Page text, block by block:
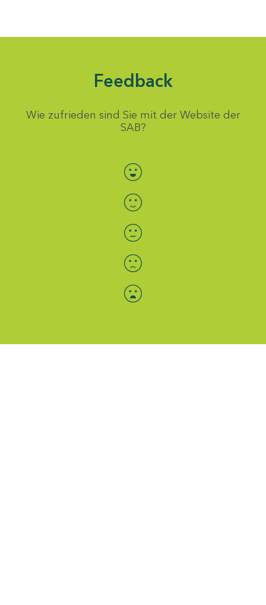
Feedback
Wie zufrieden sind Sie mit der Website der
SAB?
Bewertung auswählen